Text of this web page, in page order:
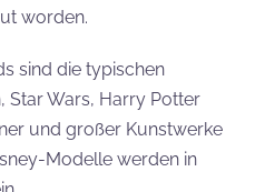
worden.
sind die typischen
Star Wars, Harry Potter
und großer Kunstwerke
Modelle werden in